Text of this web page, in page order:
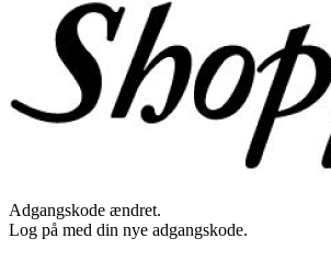
Adgangskode ændret.
Log på med din nye adgangskode.